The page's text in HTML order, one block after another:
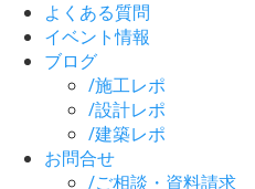
よくある質問
イベント情報
ブログ
/施工レポ
/設計レポ
/建築レポ
お問合せ
/ご相談・資料請求